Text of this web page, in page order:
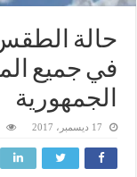
في جميع
الجمهورية
17 ديسمبر، 2017